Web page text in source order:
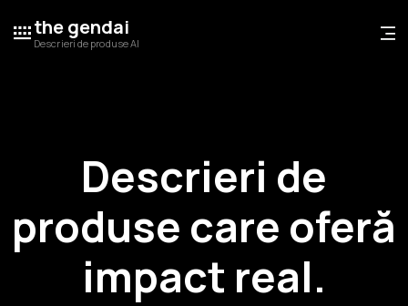
the gendai
Descrieri de produse AI
Descrieri de
produse care oferă
impact real.